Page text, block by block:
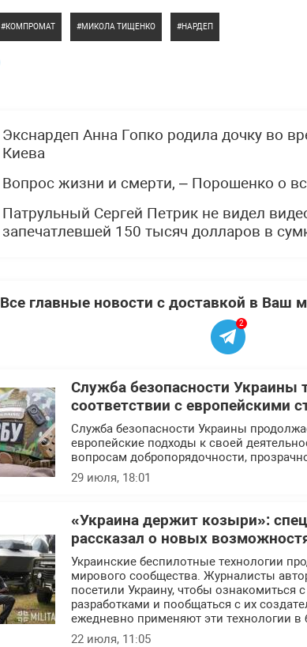
КОМПРОМАТ МИКОЛА ТИЩЕНКО НАРДЕП
Экснардеп Анна Гопко родила дочку во
Киева
Вопрос жизни и смерти, – Порошенко о
Патрульный Сергей Петрик не видел
запечатлевшей 150 тысяч долларов в
Все главные новости с доставкой в Ваш
2
Служба безопасности Украины
соответствии с европейскими
Служба безопасности Украины
европейские подходы к своей
вопросам добропорядочности,
29 июля, 18:01
«Украина держит козыри»:
рассказал о новых
Украинские беспилотные технологии
мирового сообщества. Журналисты
посетили Украину, чтобы
разработками и пообщаться с их
ежедневно применяют эти технологии в
22 июля, 11:05